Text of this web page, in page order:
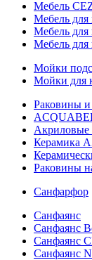
Мебель
Мебель для
Мебель для
Мебель для
Мойки
Мойки для
Раковины
Акриловые
Керамика
Раковины
Санфарфор
Санфаянс
Санфаянс
Санфаянс
Санфаянс